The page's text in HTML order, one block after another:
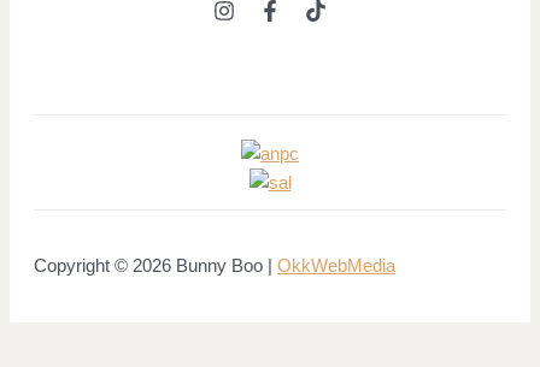
Copyright © 2026 Bunny Boo | OkkWebMedia